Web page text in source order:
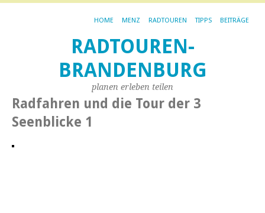
HOME MENZ RADTOUREN TIPPS BEITRÄGE
RADTOUREN-
BRANDENBURG
planen erleben teilen
Radfahren und die Tour der 3
Seenblicke 1